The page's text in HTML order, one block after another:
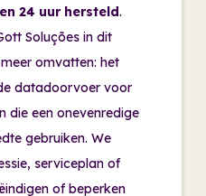
24 uur hersteld.
Soluções in dit
omvatten: het
datadoorvoer voor
die een onevenredige
gebruiken. We
serviceplan of
of beperken